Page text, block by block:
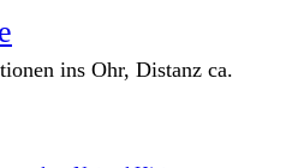
ins Ohr, Distanz ca.